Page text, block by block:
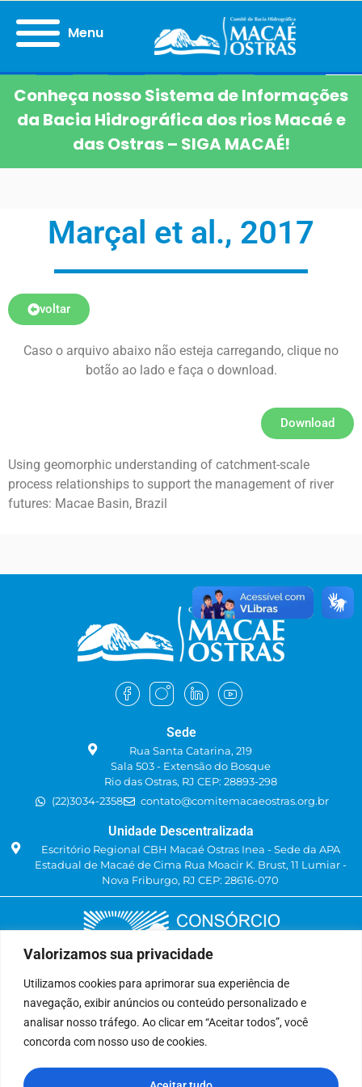
Valorizamos sua privacidade
Utilizamos cookies para aprimorar sua experiência de
navegação, exibir anúncios ou conteúdo personalizado e
analisar nosso tráfego. Ao clicar em “Aceitar todos”, você
concorda com nosso uso de cookies.
Menu
Conheça nosso Sistema de Informações
da Bacia Hidrográfica dos rios Macaé e
das Ostras – SIGA MACAÉ!
Marçal et al., 2017
voltar
Caso o arquivo abaixo não esteja carregando, clique no
botão ao lado e faça o download.
Download
Using geomorphic understanding of catchment-scale
process relationships to support the management of river
futures: Macae Basin, Brazil
Sede
Rua Santa Catarina, 219
Sala 503 - Extensão do Bosque
Rio das Ostras, RJ CEP: 28893-298
(22)3034-2358
contato@comitemacaeostras.org.br
Unidade Descentralizada
Escritório Regional CBH Macaé Ostras Inea - Sede da APA
Estadual de Macaé de Cima Rua Moacir K. Brust, 11 Lumiar -
Nova Friburgo, RJ CEP: 28616-070
Delegatária (CILSJ)
Rua: Avenida Um, n° 01, Lote 01, Quadra 11
Bairro: Jardins de São Pedro